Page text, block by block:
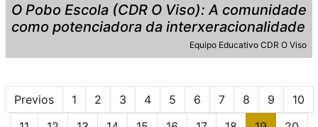
O Pobo Escola (CDR O Viso): A comunidade
como potenciadora da interxeracionalidade
Equipo Educativo CDR O Viso
Previos 1 2 3 4 5 6 7 8 9
10